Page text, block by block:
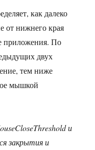
как далеко
от нижнего края
приложения. По
двух
тем ниже
мышкой
и
закрытия и